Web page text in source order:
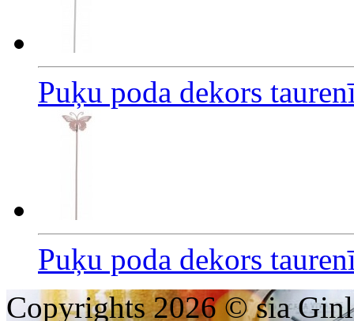
Puķu poda dekors
Puķu poda dekors
Copyrights 2026 © sia